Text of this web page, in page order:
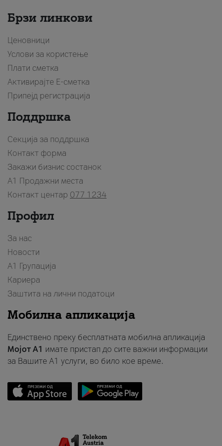
Брзи линкови
Ценовници
Услови за користење
Плати сметка
Активирајте Е-сметка
Припејд регистрација
Поддршка
Секција за поддршка
Контакт форма
Закажи бизнис состанок
A1 Продажни места
Контакт центар 077 1234
Профил
За нас
Новости
А1 Групација
Кариера
Заштита на лични податоци
Мобилна апликација
Единствено преку бесплатната мобилна апликација
Мојот A1 имате пристап до сите важни информации
за Вашите A1 услуги, во било кое време.